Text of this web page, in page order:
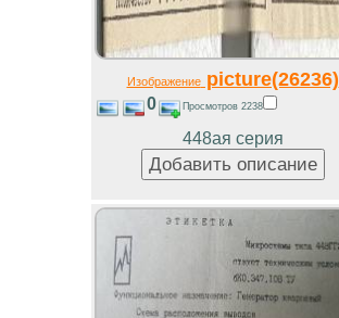
Изображениеpicture(26236)
0 Просмотров 2238
448ая серия